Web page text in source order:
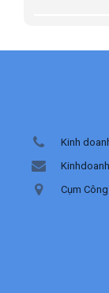
Kinh
Cụm